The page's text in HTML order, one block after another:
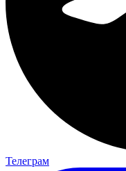
Телеграм